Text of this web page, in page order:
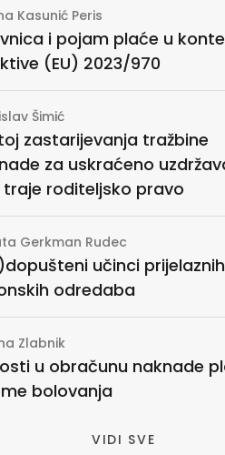
Kasunić Peris
i pojam plaće u
(EU) 2023/970
Šimić
zastarijevanja tražbine
za uskraćeno
traje roditeljsko pravo
Gerkman Rudec
učinci prijelaznih
odredaba
Zlabnik
u obračunu naknade
bolovanja
VIDI SVE